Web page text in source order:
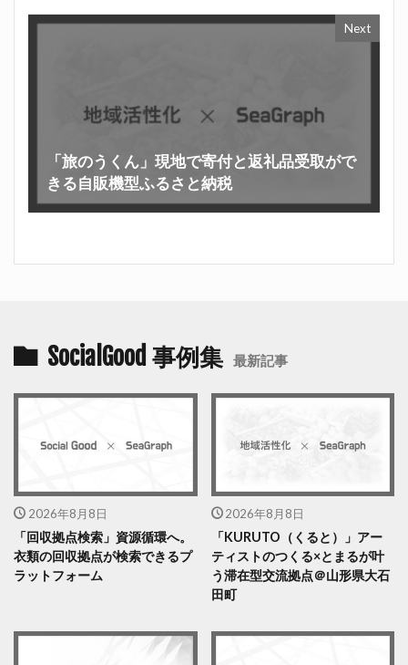
Next
「旅のうくん」現地で寄付と返礼品受取がで
きる自販機型ふるさと納税
SocialGood 事例集 最新記事
2026年8月8日
「回収拠点検索」資源循環へ。
衣類の回収拠点が検索できるプ
ラットフォーム
2026年8月8日
「KURUTO（くると）」アー
ティストのつくる×とまるが叶
う滞在型交流拠点＠山形県大石
田町